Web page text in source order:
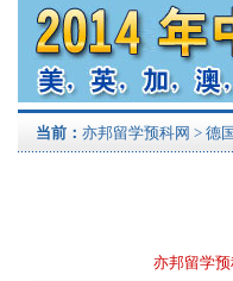
当前： 亦邦留学预科网 > 德
亦邦留学预